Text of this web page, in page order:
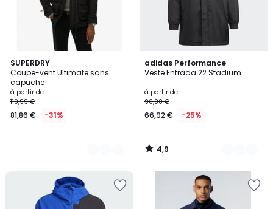
SUPERDRY
Coupe-vent Ultimate sans
capuche
à partir de
119,99 €
81,86 € -31%
2
Couleurs
adidas Performance
Veste Entrada 22 Stadium
à partir de
90,00 €
66,92 € -25%
4,9
/ 5
2
Couleurs
4,9
/